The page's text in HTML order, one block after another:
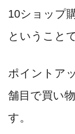
10ショップ
ということ
ポイントア
舗目で買い
す。